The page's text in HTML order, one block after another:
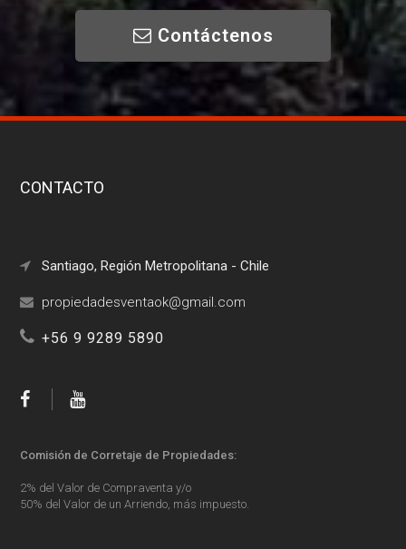
Contáctenos
CONTACTO
Santiago, Región Metropolitana - Chile
+56 9 9289 5890
Comisión de Corretaje de Propiedades:
2% del Valor de Compraventa y/o
50% del Valor de un Arriendo, más impuesto.